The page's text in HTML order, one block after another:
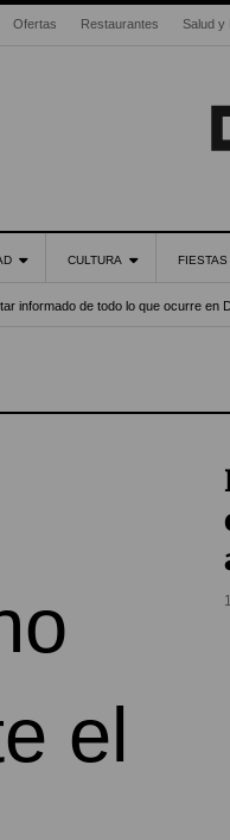
Ofertas Restaurantes Salud y
CULTURA FIESTAS
informado de todo lo que ocurre en